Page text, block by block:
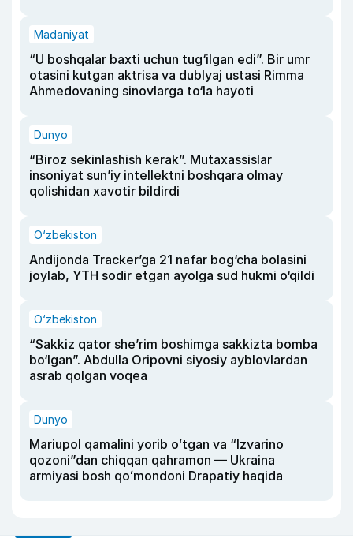
Madaniyat
“U boshqalar baxti uchun tug‘ilgan edi”. Bir umr
otasini kutgan aktrisa va dublyaj ustasi Rimma
Ahmedovaning sinovlarga to‘la hayoti
Dunyo
“Biroz sekinlashish kerak”. Mutaxassislar
insoniyat sun’iy intellektni boshqara olmay
qolishidan xavotir bildirdi
O‘zbekiston
Andijonda Tracker’ga 21 nafar bog‘cha bolasini
joylab, YTH sodir etgan ayolga sud hukmi o‘qildi
O‘zbekiston
“Sakkiz qator she’rim boshimga sakkizta bomba
bo‘lgan”. Abdulla Oripovni siyosiy ayblovlardan
asrab qolgan voqea
Dunyo
Mariupol qamalini yorib oʻtgan va “Izvarino
qozoni”dan chiqqan qahramon — Ukraina
armiyasi bosh qoʻmondoni Drapatiy haqida